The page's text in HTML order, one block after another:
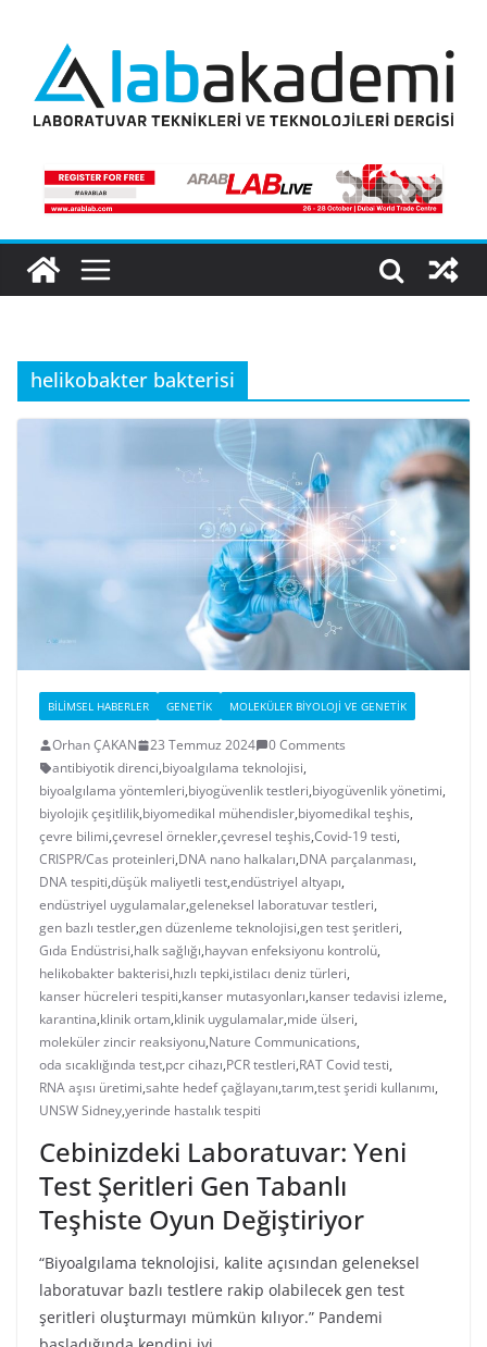
content
helikobakter bakterisi
BILIMSEL HABERLER GENETIK MOLEKÜLER BIYOLOJI VE GENETIK
Orhan ÇAKAN 23 Temmuz 2024
0 Comments
antibiyotik direnci,biyoalgılama teknolojisi,
biyoalgılama yöntemleri,biyogüvenlik testleri,biyogüvenlik yönetimi,
biyolojik çeşitlilik,biyomedikal mühendisler,biyomedikal teşhis,
çevre bilimi,çevresel örnekler,çevresel teşhis,Covid-19 testi,
CRISPR/Cas proteinleri,DNA nano halkaları,DNA parçalanması,
DNA tespiti,düşük maliyetli test,endüstriyel altyapı,
endüstriyel uygulamalar,geleneksel laboratuvar testleri,
gen bazlı testler,gen düzenleme teknolojisi,gen test şeritleri,
Gıda Endüstrisi,halk sağlığı,hayvan enfeksiyonu kontrolü,
helikobakter bakterisi,hızlı tepki,istilacı deniz türleri,
kanser hücreleri tespiti,kanser mutasyonları,kanser tedavisi izleme,
karantina,klinik ortam,klinik uygulamalar,mide ülseri,
moleküler zincir reaksiyonu,Nature Communications,
oda sıcaklığında test,pcr cihazı,PCR testleri,RAT Covid testi,
RNA aşısı üretimi,sahte hedef çağlayanı,tarım,test şeridi kullanımı,
UNSW Sidney,yerinde hastalık tespiti
Cebinizdeki Laboratuvar: Yeni
Test Şeritleri Gen Tabanlı
Teşhiste Oyun Değiştiriyor
“Biyoalgılama teknolojisi, kalite açısından geleneksel
laboratuvar bazlı testlere rakip olabilecek gen test
şeritleri oluşturmayı mümkün kılıyor.” Pandemi